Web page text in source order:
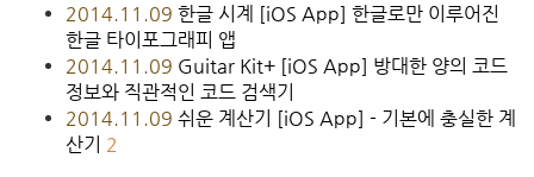
2014.11.09 한글 시계 [iOS App] 한글로만 이루어진
한글 타이포그래피 앱
2014.11.09 Guitar Kit+ [iOS App] 방대한 양의 코드
정보와 직관적인 코드 검색기
2014.11.09 쉬운 계산기 [iOS App] - 기본에 충실한 계
산기 2